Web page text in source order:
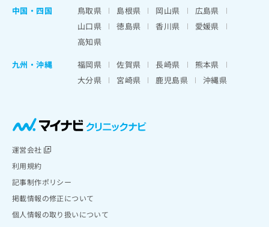
中国・四国
鳥取県 島根県 岡山県
広島県
山口県
徳島県 香川県
愛媛県
高知県
九州・沖縄
福岡県 佐賀県 長崎県
熊本県
大分県
宮崎県 鹿児島県 沖縄県
運営会社
利用規約
記事制作ポリシー
掲載情報の修正について
個人情報の取り扱いについて